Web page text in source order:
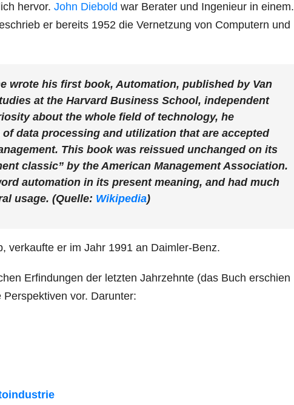
hervor. John Diebold war Berater und Ingenieur in einem.
er bereits 1952 die Vernetzung von Computern und
wrote his first book,Automation, published by Van
at the Harvard Business School, independent
about the whole field of technology, he
data processing and utilization that are accepted
This book was reissued unchanged on its
classic” by the American Management Association.
automation in its present meaning, and had much
usage. (Quelle: Wikipedia)
verkaufte er im Jahr 1991 an Daimler-Benz.
Erfindungen der letzten Jahrzehnte (das Buch erschien
vor. Darunter: